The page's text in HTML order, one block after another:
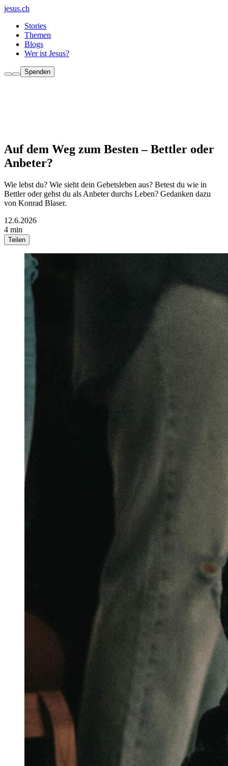
jesus.ch
Stories
Themen
Blogs
Wer ist Jesus?
Spenden
Auf dem Weg zum Besten – Bettler oder
Anbeter?
Wie lebst du? Wie sieht dein Gebetsleben aus? Betest du wie in
Bettler oder gehst du als Anbeter durchs Leben? Gedanken dazu
von Konrad Blaser.
12.6.2026
4 min
Teilen